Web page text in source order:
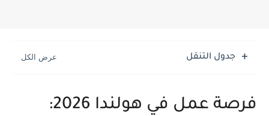
جدول التنقل
فرصة عمل في هولندا 2026: